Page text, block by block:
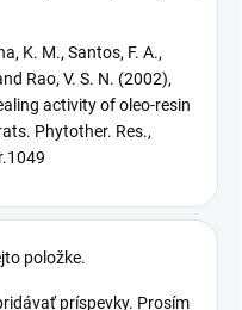
K. M., Santos, F. A.,
Rao, V. S. N. (2002),
activity of oleo-resin
Phytother. Res.,
položke.
príspevky. Prosím